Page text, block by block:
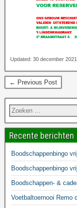
Updated: 30 december
← Previous Post
Recente berichten
Boodschappenbingo
Boodschappenbingo
Boodschappen- &
Voetbaltoernooi Remo